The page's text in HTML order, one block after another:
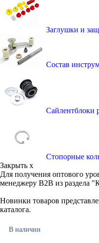
Заглушки и
Состав
Сайлентблоки
Стопорные
Закрыть x
Для получения оптового
менеджеру B2B из раздела
Новинки товаров
каталога.
В наличии